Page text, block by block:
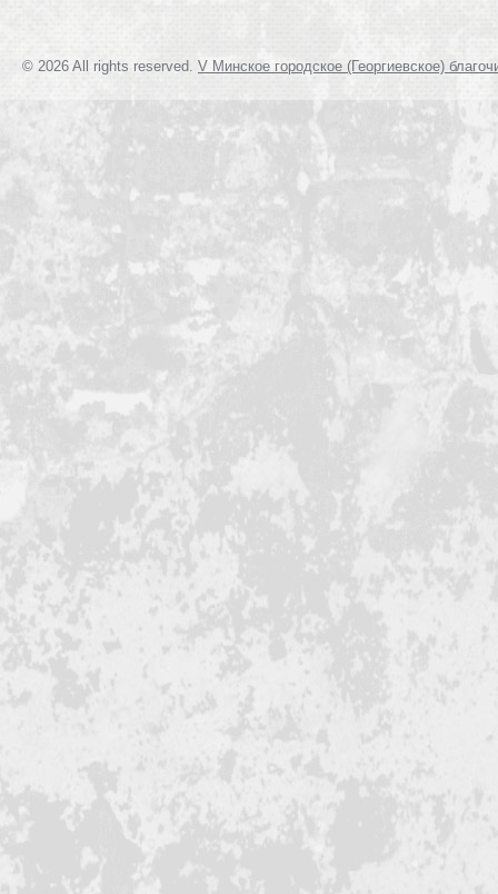
© 2026 All rights reserved. V Минское городское (Георгиевское)